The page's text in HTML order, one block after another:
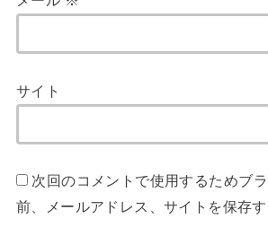
サイト
次回のコメントで使用するためブ
前、メールアドレス、サイトを保存す